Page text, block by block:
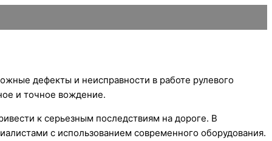
дефекты и неисправности в работе рулевого
и точное вождение.
к серьезным последствиям на дороге. В
с использованием современного оборудования.